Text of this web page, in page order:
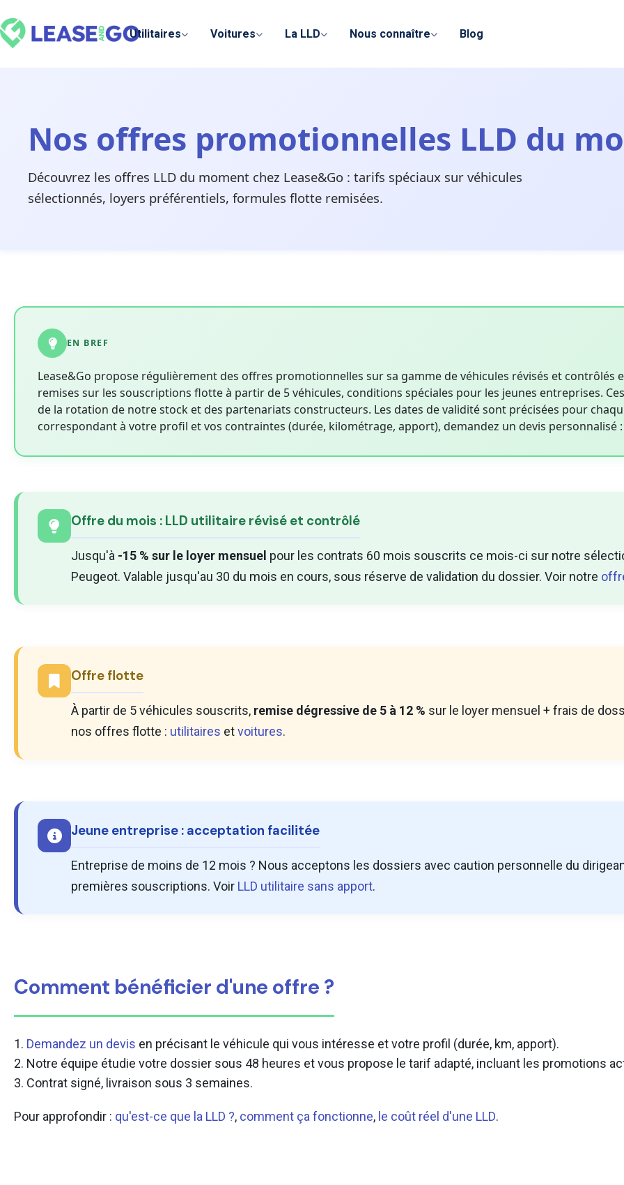
Utilitaires Voitures La LLD Nous connaître Blog
Nos offres promotionnelles LLD du
Découvrez les offres LLD du moment chez Lease&Go : tarifs spéciaux sur véhicules
sélectionnés, loyers préférentiels, formules flotte remisées.
EN BREF
Lease&Go propose régulièrement des offres promotionnelles sur sa gamme de véhicules révisés et contrôlés
remises sur les souscriptions flotte à partir de 5 véhicules, conditions spéciales pour les jeunes entreprises.
de la rotation de notre stock et des partenariats constructeurs. Les dates de validité sont précisées pour
correspondant à votre profil et vos contraintes (durée, kilométrage, apport), demandez un devis personnalisé
Offre du mois : LLD utilitaire révisé et contrôlé
Jusqu'à -15 % sur le loyer mensuel pour les contrats 60 mois souscrits ce mois-ci sur notre
Peugeot. Valable jusqu'au 30 du mois en cours, sous réserve de validation du dossier. Voir notre
Offre flotte
À partir de 5 véhicules souscrits, remise dégressive de 5 à 12 % sur le loyer mensuel + frais de
nos offres flotte : utilitaires etvoitures.
Jeune entreprise : acceptation facilitée
Entreprise de moins de 12 mois ? Nous acceptons les dossiers avec caution personnelle du
premières souscriptions. Voir LLD utilitaire sans apport.
Comment bénéficier d'une offre ?
1. Demandez un devis en précisant le véhicule qui vous intéresse et votre profil (durée, km, apport).
2. Notre équipe étudie votre dossier sous 48 heures et vous propose le tarif adapté, incluant les promotions
3. Contrat signé, livraison sous 3 semaines.
Pour approfondir : qu'est-ce que la LLD ?, comment ça fonctionne, le coût réel d'une LLD.